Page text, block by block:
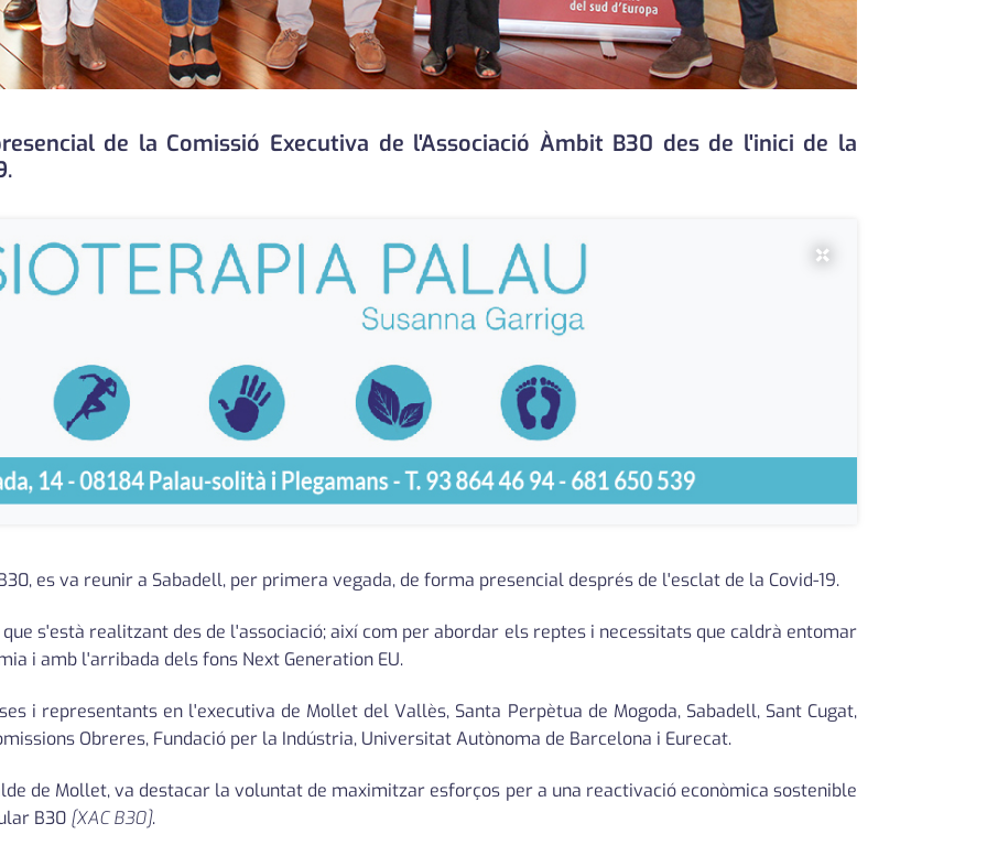
de la Comissió Executiva de l'Associació Àmbit B30 des de l'inici de la
×
es va reunir a Sabadell, per primera vegada, de forma presencial després de l'esclat de la Covid-19.
s'està realitzant des de l'associació; així com per abordar els reptes i necessitats que caldrà entomar
i amb l'arribada dels fons Next Generation EU.
i representants en l'executiva de Mollet del Vallès, Santa Perpètua de Mogoda, Sabadell, Sant Cugat,
Obreres, Fundació per la Indústria, Universitat Autònoma de Barcelona i Eurecat.
de Mollet, va destacar la voluntat de maximitzar esforços per a una reactivació econòmica sostenible
B30 [XAC B30].